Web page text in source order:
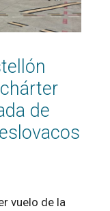
de
vuelo de la